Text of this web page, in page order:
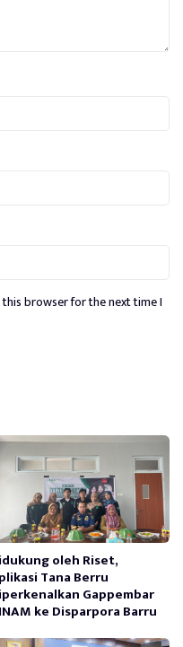
this browser for the next time I
oleh Riset,
Tana Berru
Gappembar
ke Disparpora Barru